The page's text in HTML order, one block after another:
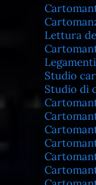
Lettura
Studio
Studio di